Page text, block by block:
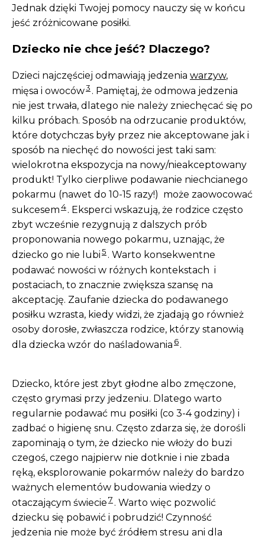
Jednak dzięki Twojej pomocy nauczy się w końcu
jeść zróżnicowane posiłki.
Dziecko nie chce jeść? Dlaczego?
Dzieci najczęściej odmawiają jedzenia warzyw,
mięsa i owoców3 . Pamiętaj, że odmowa jedzenia
nie jest trwała, dlatego nie należy zniechęcać się po
kilku próbach. Sposób na odrzucanie produktów,
które dotychczas były przez nie akceptowane jak i
sposób na niechęć do nowości jest taki sam:
wielokrotna ekspozycja na nowy/nieakceptowany
produkt! Tylko cierpliwe podawanie niechcianego
pokarmu (nawet do 10-15 razy!) może zaowocować
sukcesem4. Eksperci wskazują, że rodzice często
zbyt wcześnie rezygnują z dalszych prób
proponowania nowego pokarmu, uznając, że
dziecko go nie lubi5 . Warto konsekwentne
podawać nowości w różnych kontekstach i
postaciach, to znacznie zwiększa szansę na
akceptację. Zaufanie dziecka do podawanego
posiłku wzrasta, kiedy widzi, że zjadają go również
osoby dorosłe, zwłaszcza rodzice, którzy stanowią
dla dziecka wzór do naśladowania 6.
Dziecko, które jest zbyt głodne albo zmęczone,
często grymasi przy jedzeniu. Dlatego warto
regularnie podawać mu posiłki (co 3-4 godziny) i
zadbać o higienę snu. Często zdarza się, że dorośli
zapominają o tym, że dziecko nie włoży do buzi
czegoś, czego najpierw nie dotknie i nie zbada
ręką, eksplorowanie pokarmów należy do bardzo
ważnych elementów budowania wiedzy o
otaczającym świecie7 . Warto więc pozwolić
dziecku się pobawić i pobrudzić! Czynność
jedzenia nie może być źródłem stresu ani dla